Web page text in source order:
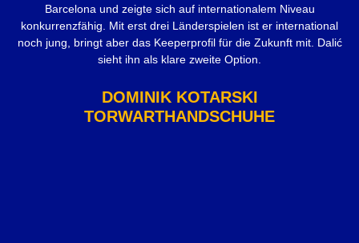
Barcelona und zeigte sich auf internationalem Niveau
konkurrenzfähig. Mit erst drei Länderspielen ist er international
noch jung, bringt aber das Keeperprofil für die Zukunft mit. Dalić
sieht ihn als klare zweite Option.
DOMINIK KOTARSKI
TORWARTHANDSCHUHE